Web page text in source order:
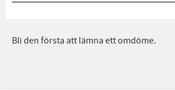
Bli den första att lämna ett omdöme.